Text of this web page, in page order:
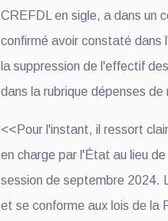
CREFDL en sigle, a dans un
confirmé avoir constaté dans
la suppression de l'effectif
dans la rubrique dépenses
<<Pour l'instant, il ressort
en charge par l'État au lieu
session de septembre 2024.
et se conforme aux lois de la